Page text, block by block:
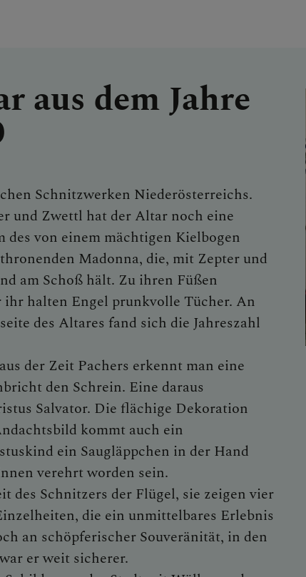
aus dem Jahre
Schnitzwerken Niederösterreichs.
und Zwettl hat der Altar noch eine
von einem mächtigen Kielbogen
Madonna, die, mit Zepter und
am Schoß hält. Zu ihren Füßen
halten Engel prunkvolle Tücher. An
des Altares fand sich die Jahreszahl
der Zeit Pachers erkennt man eine
den Schrein. Eine daraus
Salvator. Die flächige Dekoration
kommt auch ein
ein Saugläppchen in der Hand
verehrt worden sein.
des Schnitzers der Flügel, sie zeigen vier
die ein unmittelbares Erlebnis
an schöpferischer Souveränität, in den
er weit sicherer.